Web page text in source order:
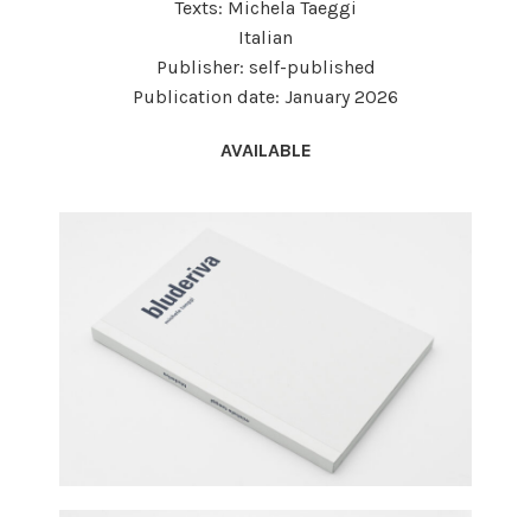
Texts: Michela Taeggi
Italian
Publisher: self-published
Publication date: January 2026
AVAILABLE